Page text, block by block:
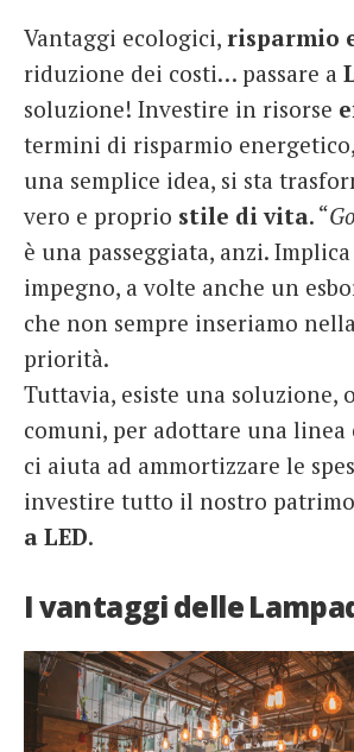
Italiano
Vantaggi ecologici, risparmio
riduzione dei costi… passare a
soluzione! Investire in risorse
termini di risparmio energetico,
una semplice idea, si sta
vero e proprio stile di vita. “
è una passeggiata, anzi.
impegno, a volte anche un
che non sempre inseriamo
priorità.
Tuttavia, esiste una soluzione,
comuni, per adottare una linea
ci aiuta ad ammortizzare le
investire tutto il nostro
a LED.
I vantaggi delle